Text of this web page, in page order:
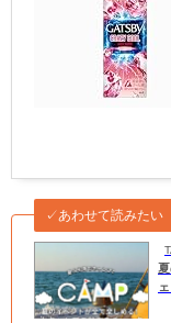
✓あわせて読みたい